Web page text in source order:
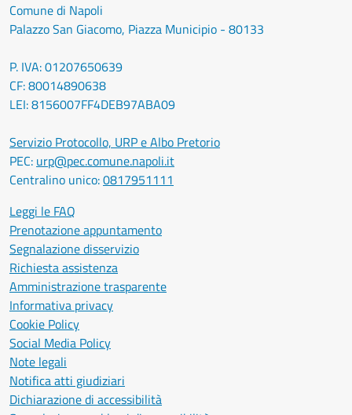
Comune di Napoli
Palazzo San Giacomo, Piazza Municipio - 80133
P. IVA: 01207650639
CF: 80014890638
LEI: 8156007FF4DEB97ABA09
Servizio Protocollo, URP e Albo Pretorio
PEC: urp@pec.comune.napoli.it
Centralino unico:0817951111
Leggi le FAQ
Prenotazione appuntamento
Segnalazione disservizio
Richiesta assistenza
Amministrazione trasparente
Informativa privacy
Cookie Policy
Social Media Policy
Note legali
Notifica atti giudiziari
Dichiarazione di accessibilità